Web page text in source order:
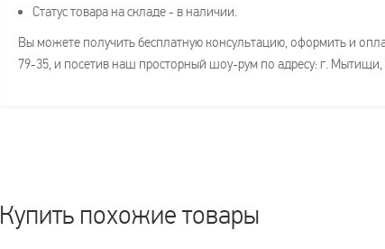
Статус товара на складе - в наличии.
Вы можете получить бесплатную консультацию, оформить и
79-35, и посетив наш просторный шоу-рум по адресу: г.
Купить похожие товары